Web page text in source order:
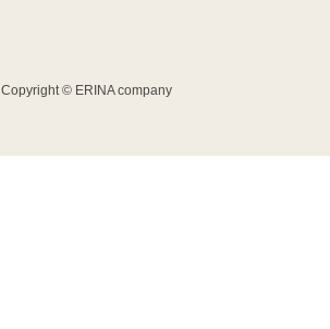
Copyright © ERINA company